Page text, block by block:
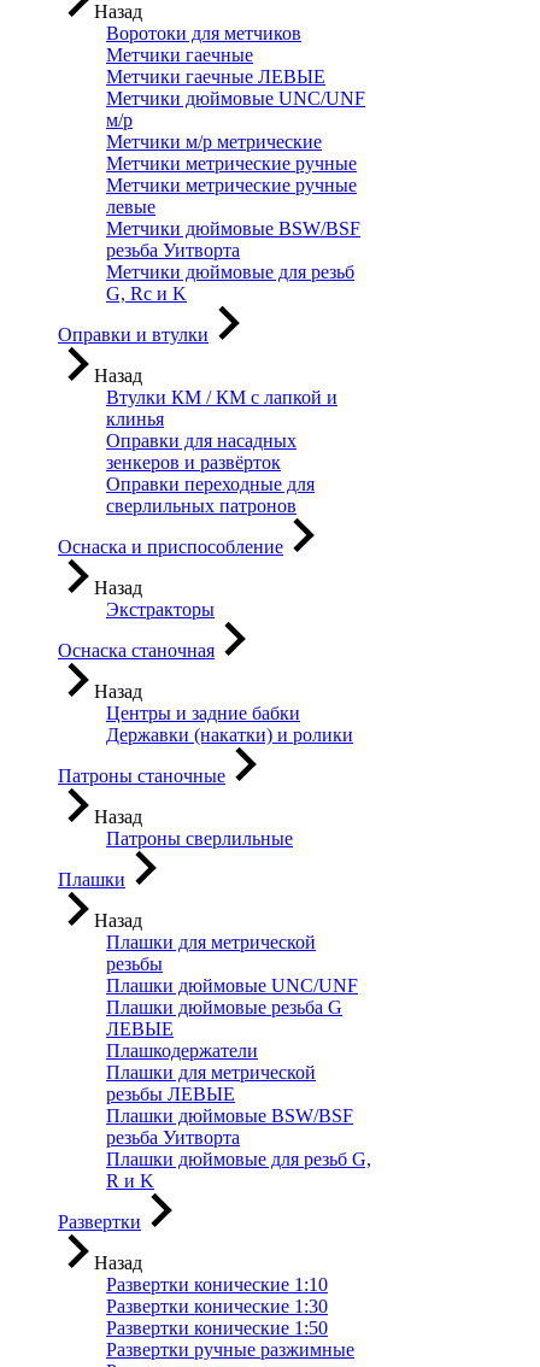
Назад
Воротоки для метчиков
Метчики гаечные
Метчики гаечные ЛЕВЫЕ
Метчики дюймовые UNC/UNF
м/р
Метчики м/р метрические
Метчики метрические ручные
Метчики метрические ручные
левые
Метчики дюймовые BSW/BSF
резьба Уитворта
Метчики дюймовые для резьб
G, Rc и K
Оправки и втулки
Назад
Втулки КМ / КМ с лапкой и
клинья
Оправки для насадных
зенкеров и развёрток
Оправки переходные для
сверлильных патронов
Оснаска и приспособление
Назад
Экстракторы
Оснаска станочная
Назад
Центры и задние бабки
Державки (накатки) и ролики
Патроны станочные
Назад
Патроны сверлильные
Плашки
Назад
Плашки для метрической
резьбы
Плашки дюймовые UNC/UNF
Плашки дюймовые резьба G
ЛЕВЫЕ
Плашкодержатели
Плашки для метрической
резьбы ЛЕВЫЕ
Плашки дюймовые BSW/BSF
резьба Уитворта
Плашки дюймовые для резьб G,
R и K
Развертки
Назад
Развертки конические 1:10
Развертки конические 1:30
Развертки конические 1:50
Развертки ручные разжимные